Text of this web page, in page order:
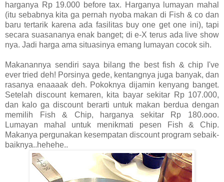
harganya Rp 19.000 before tax. Harganya lumayan mahal
(itu sebabnya kita ga pernah nyoba makan di Fish & co dan
baru tertarik karena ada fasilitas buy one get one ini), tapi
secara suasananya enak banget; di e-X terus ada live show
nya. Jadi harga ama situasinya emang lumayan cocok sih.
Makanannya sendiri saya bilang the best fish & chip I've
ever tried deh! Porsinya gede, kentangnya juga banyak, dan
rasanya enaaaak deh. Pokoknya dijamin kenyang banget.
Setelah discount kemaren, kita bayar sekitar Rp 107.000,
dan kalo ga discount berarti untuk makan berdua dengan
memilih Fish & Chip, harganya sekitar Rp 180.ooo.
Lumayan mahal untuk menikmati pesen Fish & Chip.
Makanya pergunakan kesempatan discount program sebaik-
baiknya..hehehe..